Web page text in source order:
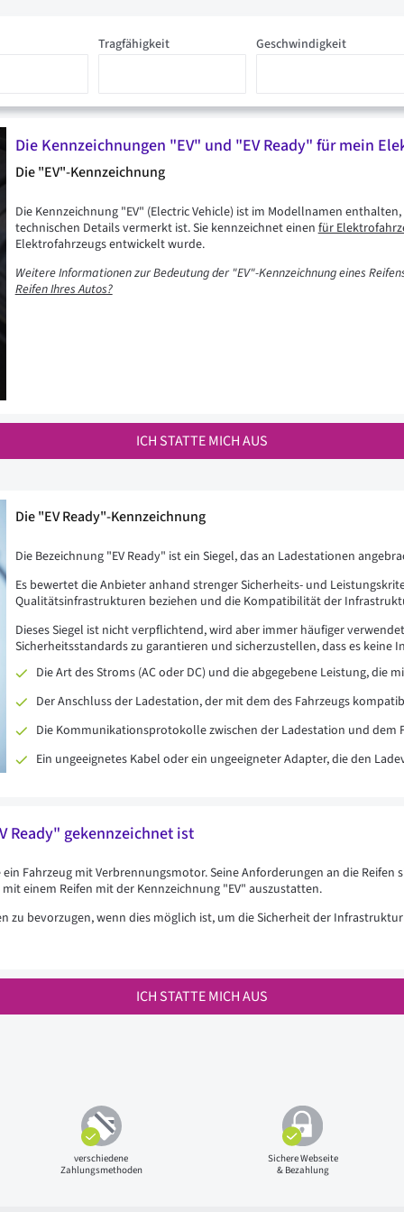
Tragfähigkeit Geschwindigkeit
Die Kennzeichnungen "EV" und "EV Ready" für mein
Die "EV"-Kennzeichnung
Die Kennzeichnung "EV" (Electric Vehicle) ist im Modellnamen
technischen Details vermerkt ist. Sie kennzeichnet einenfür
Elektrofahrzeugs entwickelt wurde.
Weitere Informationen zur Bedeutung der "EV"-Kennzeichnung eines
Reifen Ihres Autos?
ICH STATTE MICH AUS
Die "EV Ready"-Kennzeichnung
Die Bezeichnung "EV Ready" ist ein Siegel, das an Ladestationen
Es bewertet die Anbieter anhand strenger Sicherheits- und
Qualitätsinfrastrukturen beziehen und die Kompatibilität der
Dieses Siegel ist nicht verpflichtend, wird aber immer häufiger
Sicherheitsstandards zu garantieren und sicherzustellen, dass es
Die Art des Stroms (AC oder DC) und die abgegebene Leistung,
Der Anschluss der Ladestation, der mit dem des Fahrzeugs
Die Kommunikationsprotokolle zwischen der Ladestation und dem
Ein ungeeignetes Kabel oder ein ungeeigneter Adapter, die den
Ready" gekennzeichnet ist
Fahrzeug mit Verbrennungsmotor. Seine Anforderungen an die
einem Reifen mit der Kennzeichnung "EV" auszustatten.
zu bevorzugen, wenn dies möglich ist, um die Sicherheit der
ICH STATTE MICH AUS
verschiedene
Zahlungsmethoden
Sichere Webseite
& Bezahlung